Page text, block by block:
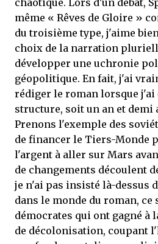
chaotique. Lors d'un débat,
même « Rêves de Gloire »
du troisième type, j'aime
choix de la narration
développer une uchronie
géopolitique. En fait, j'ai
rédiger le roman lorsque j'ai
structure, soit un an et demi
Prenons l'exemple des
de financer le Tiers-Monde
l'argent à aller sur Mars
de changements découlent
je n'ai pas insisté là-dessus
dans le monde du roman,
démocrates qui ont gagné à
de décolonisation, coupant